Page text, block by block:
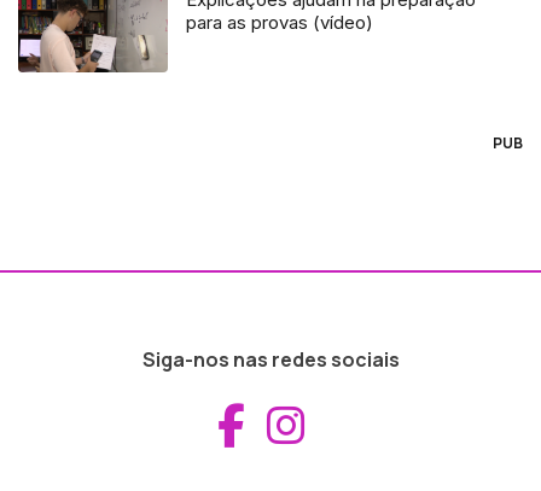
para as provas (vídeo)
PUB
Siga-nos nas redes sociais
Aceder ao